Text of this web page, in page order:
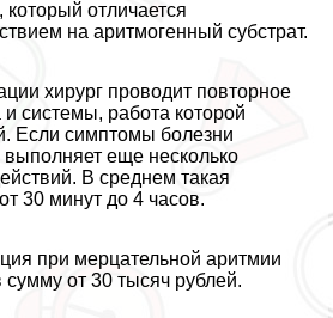
который отличается
на аритмогенный субстрат.
хирург проводит повторное
системы, работа которой
Если симптомы болезни
еще несколько
В среднем такая
30 минут до 4 часов.
при мерцательной аритмии
сумму от 30 тысяч рублей.